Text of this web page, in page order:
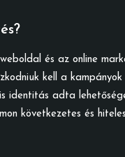
és az online
kell a
identitás adta
következetes és